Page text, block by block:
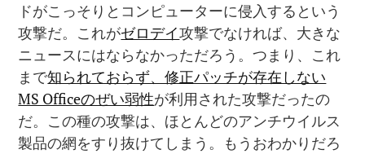
ドがこっそりとコンピューターに侵入するという
攻撃だ。これがゼロデイ攻撃でなければ、大きな
ニュースにはならなかっただろう。つまり、これ
まで知られておらず、修正パッチが存在しない
MS Officeのぜい弱性が利用された攻撃だったの
だ。この種の攻撃は、ほとんどのアンチウイルス
製品の網をすり抜けてしまう。もうおわかりだろ